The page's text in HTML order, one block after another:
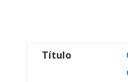
Título